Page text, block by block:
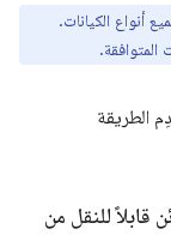
أنواع الكيانات.
الطريقة
قابلاً للنقل من